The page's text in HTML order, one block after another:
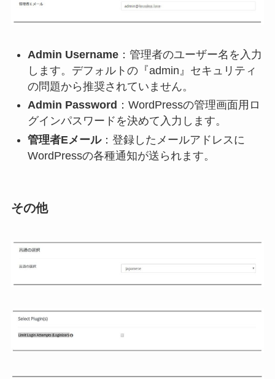
Admin Username：管理者のユーザー名を入力
します。デフォルトの『admin』セキュリティ
の問題から推奨されていません。
Admin Password ：WordPressの管理画面用ロ
グインパスワードを決めて入力します。
管理者Eメール：登録したメールアドレスに
WordPressの各種通知が送られます。
その他